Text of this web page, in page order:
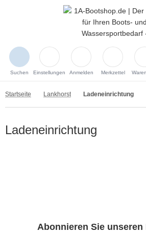
Suchen Einstellungen Anmelden Merkzettel
Startseite Lankhorst Ladeneinrichtung
Ladeneinrichtung
Abonnieren Sie unseren